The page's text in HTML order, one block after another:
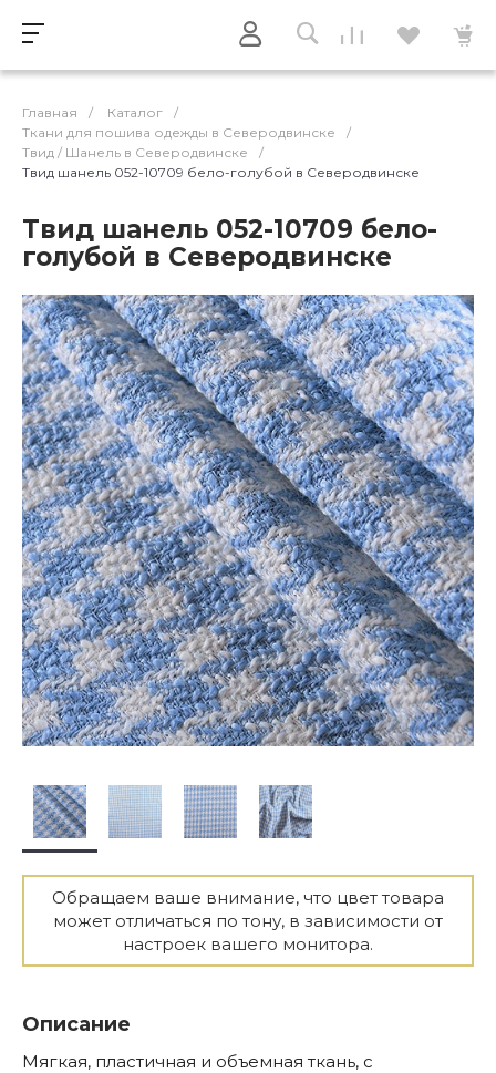
Главная / Каталог
/
Ткани для пошива одежды в Северодвинске
/
Твид / Шанель в Северодвинске
/
Твид шанель 052-10709 бело-голубой в Северодвинске
Твид шанель 052-10709 бело-
голубой в Северодвинске
Обращаем ваше внимание, что цвет товара
может отличаться по тону, в зависимости от
настроек вашего монитора.
Описание
Мягкая, пластичная и объемная ткань, с